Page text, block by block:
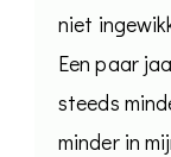
niet
Een paar
steeds
minder in